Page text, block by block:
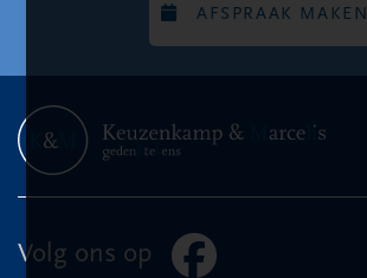
AFSPRAAK MAKEN
Volg ons op